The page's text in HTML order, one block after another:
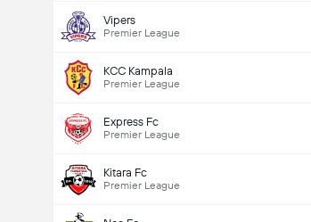
Vipers
Premier League
KCC Kampala
Premier League
Express Fc
Premier League
Kitara Fc
Premier League